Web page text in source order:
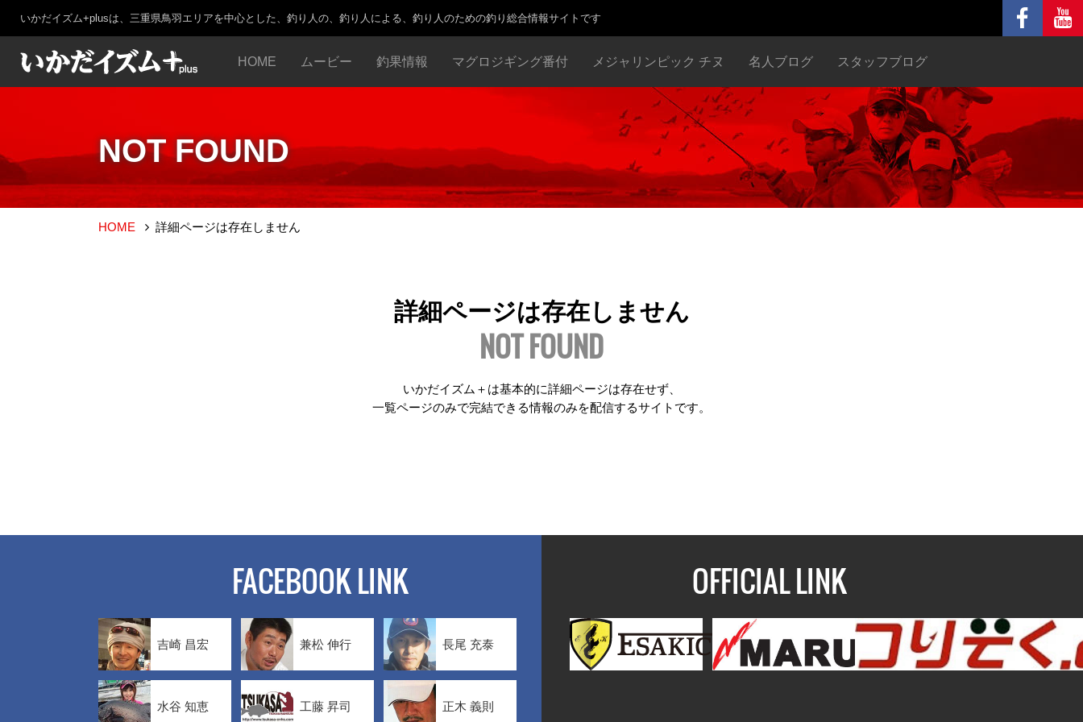
いかだイズム+plusは、三重県鳥羽エリアを中心とした、釣り人の、釣り人による、釣り人のための釣り総合情報サイトです
HOME ムービー 釣果情報 マグロジギング番付 メジャリンピック チヌ 名人ブログ スタッフブログ
NOT FOUND
HOME 詳細ページは存在しません
詳細ページは存在しません
NOT FOUND
いかだイズム＋は基本的に詳細ページは存在せず、
一覧ページのみで完結できる情報のみを配信するサイトです。
FACEBOOK LINK
吉崎 昌宏 兼松 伸行 長尾 充泰
水谷 知恵 工藤 昇司 正木 義則
OFFICIAL LINK